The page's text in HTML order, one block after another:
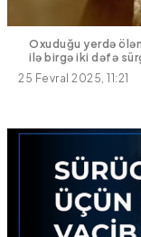
Oxuduğu yerdə
ilə birgə iki dəfə
25 Fevral 2025, 11:21